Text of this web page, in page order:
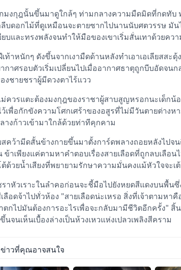
กมงกุฎนั้นขึ้นมาดูใกล้ๆ ท่ามกลางความมืดมิดที่กดทั
บดอกไม้ที่ดูเหมือนจะตายซากไปนานนับศตวรรษ มั
ยบและทรงพลังจนทำให้มือของเขาเริ่มสั่นเทาด้วยคว
เท้าหนักๆ ดังขึ้นจากเงามืดด้านหลังทำเอาเอเลียสส
กาศรอบตัวเริ่มเปลี่ยนไปเมื่ออากาศธาตุถูกบีบอัดจน
งชายชราผู้มีดวงตาไร้แวว
ม่ควรแตะต้องมงกุฎของราชาผู้สาบสูญหรอกนะเด็กน้
เพื่อกักขังความโศกเศร้าของอสูรที่ไม่มีวันตายต่างห
างก้าวเข้ามาใกล้ด้วยท่าทีคุกคาม
สคว้ามีดสั้นข้างกายขึ้นมาตั้งการ์ดพลางถอยหลังไปจ
ข้าเพียงแค่ตามหาคำตอบเรื่องสายเลือดที่ถูกลบเลือ
ด้วยน้ำเสียงที่พยายามรักษาความมั่นคงแม้หัวใจจะ
าหัวเราะในลำคอก่อนจะชี้มือไปยังหยดสีแดงบนพื้น
ลือดจ้าไปทั่วห้อง "สายเลือดน่ะเหรอ สิ่งที่เจ้าตามห
ตกไปมันต้องการอะไรเพื่อจะกลับมามีชีวิตอีกครั้ง"
นจนเห็นเบื้องล่างเป็นห้วงเหวแห่งเปลวเพลิงสีคราม
ข่าวที่คุณอาจสนใจ